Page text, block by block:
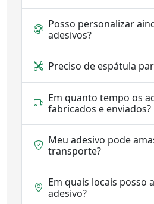
Posso personalizar
adesivos?
Preciso de espátula
Em quanto tempo os
fabricados e enviados?
Meu adesivo pode
transporte?
Em quais locais posso
adesivo?